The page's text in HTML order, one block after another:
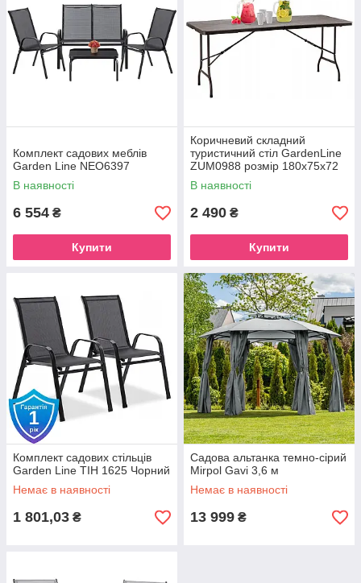
Комплект садових меблів
Garden Line NEO6397
В наявності
6 554 ₴
Купити
Коричневий складний
туристичний стіл GardenLine
ZUM0988 розмір 180x75x72
см
В наявності
2 490 ₴
Купити
Комплект садових стільців
Garden Line TIH 1625 Чорний
Немає в наявності
1 801,03 ₴
Садова альтанка темно-сірий
Mirpol Gavi 3,6 м
Немає в наявності
13 999 ₴